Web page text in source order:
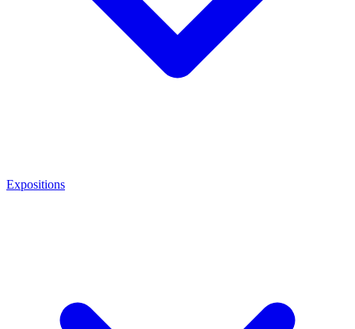
Expositions